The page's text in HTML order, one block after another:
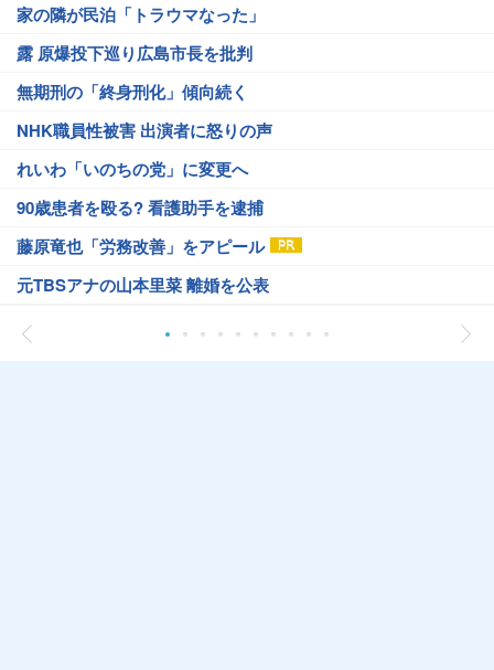
家の隣が民泊「トラウマなった」
露 原爆投下巡り広島市長を批判
無期刑の「終身刑化」傾向続く
NHK職員性被害 出演者に怒りの声
れいわ「いのちの党」に変更へ
90歳患者を殴る? 看護助手を逮捕
藤原竜也「労務改善」をアピール
元TBSアナの山本里菜 離婚を公表